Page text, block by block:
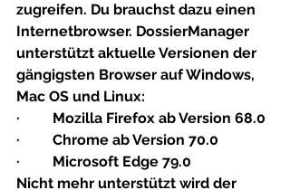
zugreifen. Du brauchst dazu einen
Internetbrowser. DossierManager
unterstützt aktuelle Versionen der
gängigsten Browser auf Windows,
Mac OS und Linux:
·         Mozilla Firefox ab Version 68.0
·         Chrome ab Version 70.0
·         Microsoft Edge 79.0
Nicht mehr unterstützt wird der